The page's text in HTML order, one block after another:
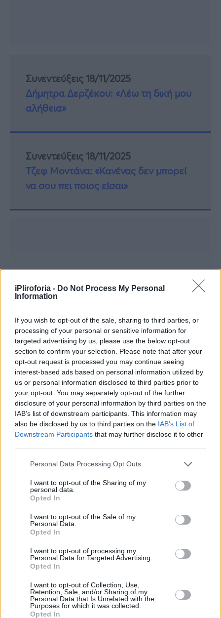
iPliroforia - Do Not Process My Personal
Information
If you wish to opt-out of the sale, sharing to third parties, or
processing of your personal or sensitive information for
targeted advertising by us, please use the below opt-out
section to confirm your selection. Please note that after your
opt-out request is processed you may continue seeing
interest-based ads based on personal information utilized by
us or personal information disclosed to third parties prior to
your opt-out. You may separately opt-out of the further
disclosure of your personal information by third parties on the
IAB’s list of downstream participants. This information may
also be disclosed by us to third parties on the IAB’s List of
Downstream Participants that may further disclose it to other
Personal Data Processing Opt Outs
I want to opt-out of the Sharing of my
personal data.
Opted In
I want to opt-out of the Sale of my
Personal Data.
Opted In
I want to opt-out of processing my
Personal Data for Targeted Advertising.
Opted In
I want to opt-out of Collection, Use,
Retention, Sale, and/or Sharing of my
Personal Data that Is Unrelated with the
Purposes for which it was collected.
Opted In
Συνεντεύξεις 18/11/2025
Δήμητρα Δερζέκου: «Λέω τη δική μου
αλήθεια»
Συνεντεύξεις 18/11/2025
Τζεφ Μοντάνα: «Κανένας δεν μπορεί
να σου πει ποιος είσαι»